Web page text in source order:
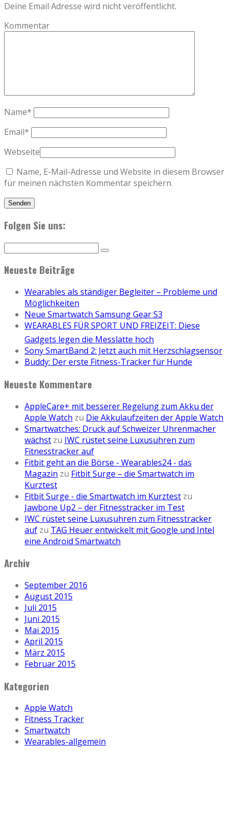
Deine Email Adresse wird nicht veröffentlicht.
Kommentar
Name*
Email*
Webseite
Name, E-Mail-Adresse und Website in diesem Browser
für meinen nächsten Kommentar speichern.
Folgen Sie uns:
Neueste Beiträge
Wearables als ständiger Begleiter – Probleme und
Möglichkeiten
Neue Smartwatch Samsung Gear S3
WEARABLES FÜR SPORT UND FREIZEIT: Diese
Gadgets legen die Messlatte hoch
Sony SmartBand 2: Jetzt auch mit Herzschlagsensor
Buddy: Der erste Fitness-Tracker für Hunde
Neueste Kommentare
AppleCare+ mit besserer Regelung zum Akku der
Apple Watch zu Die Akkulaufzeiten der Apple Watch
Smartwatches: Druck auf Schweizer Uhrenmacher
wächst zu IWC rüstet seine Luxusuhren zum
Fitnesstracker auf
Fitbit geht an die Börse - Wearables24 - das
Magazin zu Fitbit Surge – die Smartwatch im
Kurztest
Fitbit Surge - die Smartwatch im Kurztest zu
Jawbone Up2 – der Fitnesstracker im Test
IWC rüstet seine Luxusuhren zum Fitnesstracker
auf zu TAG Heuer entwickelt mit Google und Intel
eine Android Smartwatch
Archiv
September 2016
August 2015
Juli 2015
Juni 2015
Mai 2015
April 2015
März 2015
Februar 2015
Kategorien
Apple Watch
Fitness Tracker
Smartwatch
Wearables-allgemein